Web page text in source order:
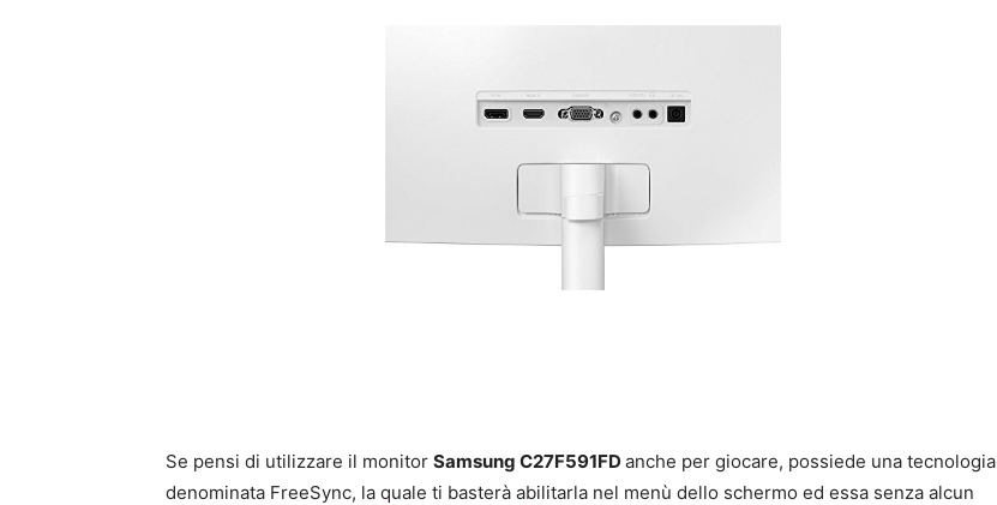
Se pensi di utilizzare il monitor Samsung C27F591FD anche per giocare, possiede una tecnologia
denominata FreeSync, la quale ti basterà abilitarla nel menù dello schermo ed essa senza alcun